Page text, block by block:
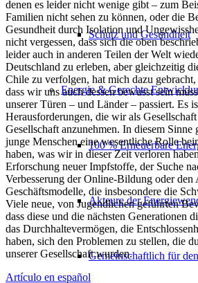
Schutz und Gesundheit
Energie & Gerechte
100 % Erneuerbare
Akteure der
Gemeinschaftlich für
denen es leider nicht wenige gibt – zum
Familien nicht sehen zu können, oder die
Gesundheit durch Isolation und
nicht vergessen, dass sich die oben
leider auch in anderen Teilen der Welt
Deutschland zu erleben, aber gleichzeitig
Chile zu verfolgen, hat mich dazu
dass wir uns auch dessen bewusst sein
unserer Türen – und Länder – passiert. Es
Herausforderungen, die wir als
Gesellschaft anzunehmen. In diesem Sinne
junge Menschen eine wesentliche Rolle
haben, was wir in dieser Zeit verloren
Erforschung neuer Impfstoffe, der Suche
Verbesserung der Online-Bildung oder den
Geschäftsmodelle, die insbesondere die
Viele neue, von Jugendlichen geführten
dass diese und die nächsten Generationen
das Durchhaltevermögen, die
haben, sich den Problemen zu stellen, die
unserer Gesellschaft wurden.
Artículo en español